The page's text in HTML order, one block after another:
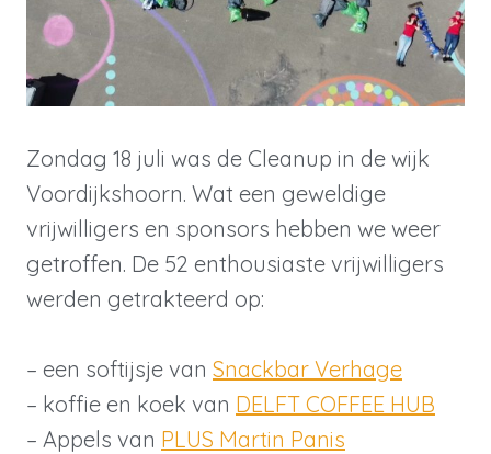
Zondag 18 juli was de Cleanup in de wijk
Voordijkshoorn. Wat een geweldige
vrijwilligers en sponsors hebben we weer
getroffen. De 52 enthousiaste vrijwilligers
werden getrakteerd op:
– een softijsje van Snackbar Verhage
– koffie en koek van DELFT COFFEE HUB
– Appels van PLUS Martin Panis